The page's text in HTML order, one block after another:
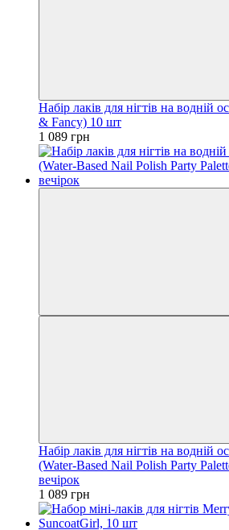
Набір лаків для нігтів на водній
& Fancy) 10 шт
1 089 грн
Набір лаків для нігтів на водній
(Water-Based Nail Polish Party
вечірок
1 089 грн